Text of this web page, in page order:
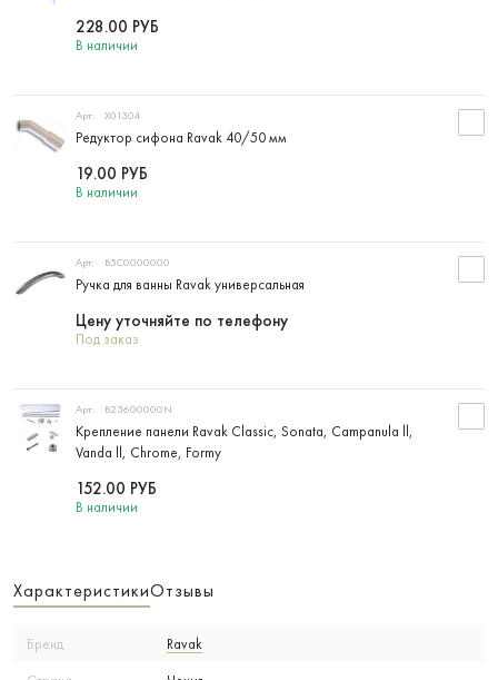
В наличии
228.00 РУБ
Редуктор сифона Ravak 40/50 мм
Арт: X01304
В наличии
19.00 РУБ
Ручка для ванны Ravak универсальная
Арт: B5C0000000
Под заказ
Цену уточняйте по телефону
Крепление панели Ravak Classic, Sonata, Campanula ll,
Vanda ll, Chrome, Formy
Арт: B23600000N
В наличии
152.00 РУБ
ХарактеристикиОтзывы
Бренд Ravak